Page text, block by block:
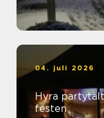
04. juli 2026
Hyra
festen